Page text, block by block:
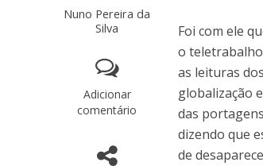
Nuno Pereira da
Silva
Adicionar
comentário
Foi com ele
o
as leituras
globalização
das
dizendo que
de